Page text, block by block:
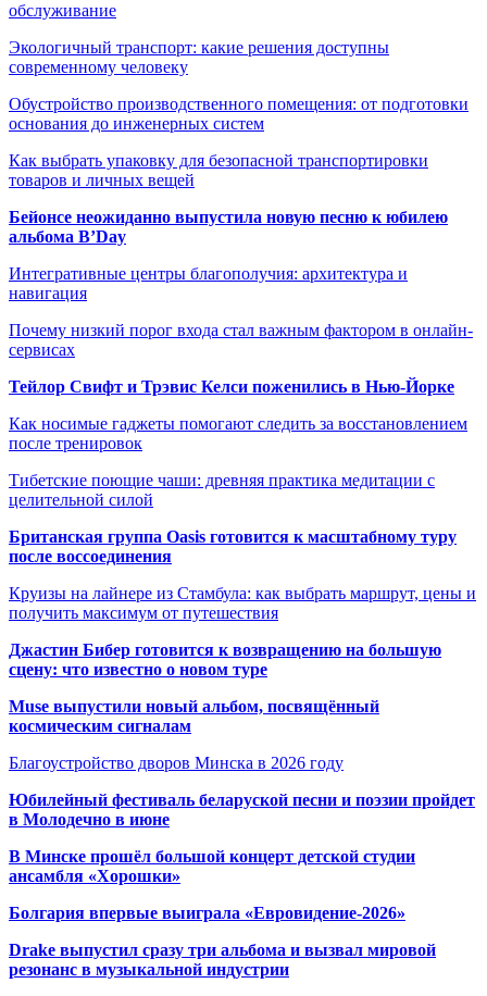
обслуживание
Экологичный транспорт: какие решения доступны
современному человеку
Обустройство производственного помещения: от подготовки
основания до инженерных систем
Как выбрать упаковку для безопасной транспортировки
товаров и личных вещей
Бейонсе неожиданно выпустила новую песню к юбилею
альбома B’Day
Интегративные центры благополучия: архитектура и
навигация
Почему низкий порог входа стал важным фактором в онлайн-
сервисах
Тейлор Свифт и Трэвис Келси поженились в Нью-Йорке
Как носимые гаджеты помогают следить за восстановлением
после тренировок
Тибетские поющие чаши: древняя практика медитации с
целительной силой
Британская группа Oasis готовится к масштабному туру
после воссоединения
Круизы на лайнере из Стамбула: как выбрать маршрут, цены и
получить максимум от путешествия
Джастин Бибер готовится к возвращению на большую
сцену: что известно о новом туре
Muse выпустили новый альбом, посвящённый
космическим сигналам
Благоустройство дворов Минска в 2026 году
Юбилейный фестиваль беларуской песни и поэзии пройдет
в Молодечно в июне
В Минске прошёл большой концерт детской студии
ансамбля «Хорошки»
Болгария впервые выиграла «Евровидение-2026»
Drake выпустил сразу три альбома и вызвал мировой
резонанс в музыкальной индустрии